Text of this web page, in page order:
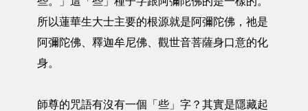
所以蓮華生大士主要的根源就是阿彌陀佛，祂是
阿彌陀佛、釋迦牟尼佛、觀世音菩薩身口意的化
身。
師尊的咒語有沒有一個「些」字？其實是隱藏起